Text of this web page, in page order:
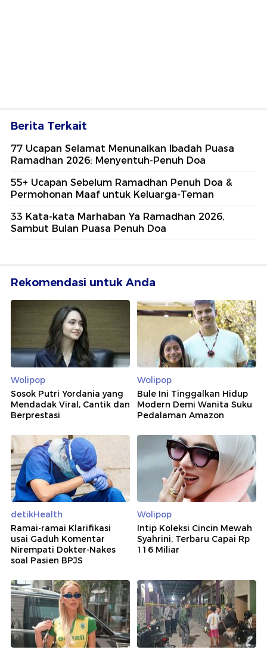
Berita Terkait
77 Ucapan Selamat Menunaikan Ibadah Puasa
Ramadhan 2026: Menyentuh-Penuh Doa
55+ Ucapan Sebelum Ramadhan Penuh Doa &
Permohonan Maaf untuk Keluarga-Teman
33 Kata-kata Marhaban Ya Ramadhan 2026,
Sambut Bulan Puasa Penuh Doa
Rekomendasi untuk Anda
Wolipop
Sosok Putri Yordania yang
Mendadak Viral, Cantik dan
Berprestasi
Wolipop
Bule Ini Tinggalkan Hidup
Modern Demi Wanita Suku
Pedalaman Amazon
detikHealth
Ramai-ramai Klarifikasi
usai Gaduh Komentar
Nirempati Dokter-Nakes
soal Pasien BPJS
Wolipop
Intip Koleksi Cincin Mewah
Syahrini, Terbaru Capai Rp
116 Miliar